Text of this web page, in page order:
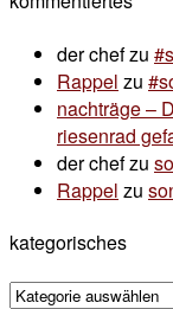
der chefzu
Rappel zu
nachträge –
riesenrad
der chefzu
Rappel zu
kategorisches
kategorisches